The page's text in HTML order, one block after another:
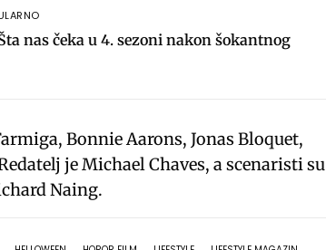
e
nas čeka u 4. sezoni nakon šokantnog
Bonnie Aarons, Jonas Bloquet,
je Michael Chaves, a scenaristi su
Naing.